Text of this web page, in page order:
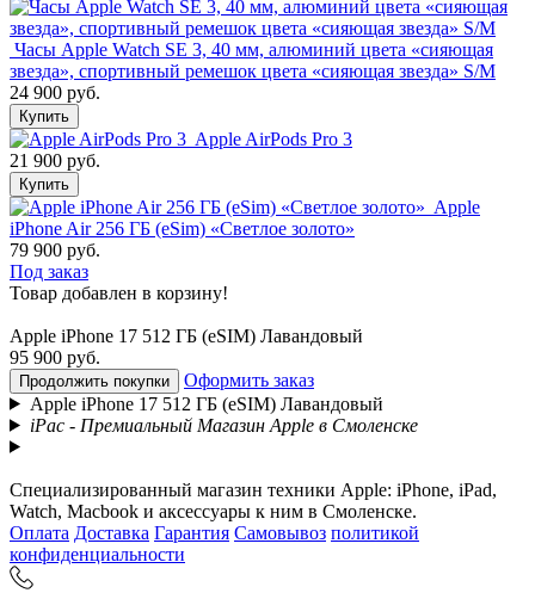
Часы Apple Watch SE 3, 40 мм, алюминий цвета «сияющая
звезда», спортивный ремешок цвета «сияющая звезда» S/M
24 900 руб.
Купить
Apple AirPods Pro 3
21 900 руб.
Купить
Apple
iPhone Air 256 ГБ (eSim) «Светлое золото»
79 900 руб.
Под заказ
Товар добавлен в корзину!
Apple iPhone 17 512 ГБ (eSIM) Лавандовый
95 900 руб.
Продолжить покупки
Оформить заказ
Apple iPhone 17 512 ГБ (eSIM) Лавандовый
iPac - Премиальный Магазин Apple в Смоленске
Специализированный магазин техники Apple: iPhone, iPad,
Watch, Macbook и аксессуары к ним в Смоленске.
Оплата Доставка Гарантия Самовывоз политикой
конфиденциальности